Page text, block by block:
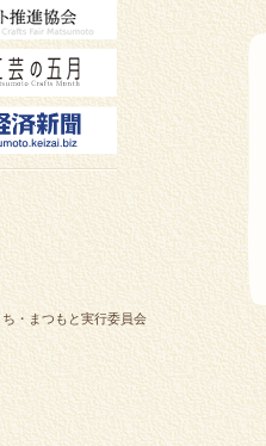
・まつもと実行委員会